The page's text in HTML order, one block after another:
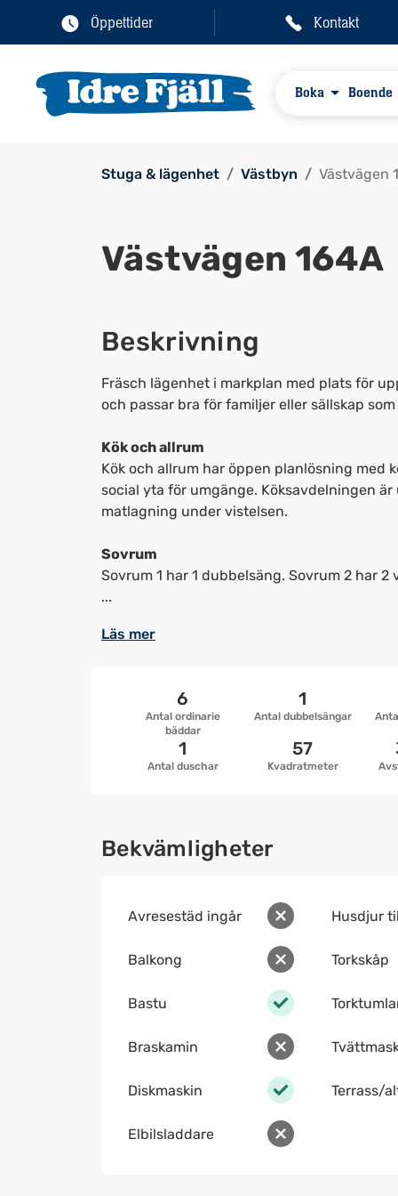
Öppettider Kontakt
Boka Boende
Stuga & lägenhet Västbyn Västvägen
Västvägen 164A
Beskrivning
Fräsch lägenhet i markplan med plats för
och passar bra för familjer eller sällskap
Kök och allrum
Kök och allrum har öppen planlösning med
social yta för umgänge. Köksavdelningen
matlagning under vistelsen.
Sovrum
Sovrum 1 har 1 dubbelsäng. Sovrum 2 har 2
...
Läs mer
Antal ordinarie
bäddar
6
Antal dubbelsängar
1
Antal duschar
1
Kvadratmeter
57
Bekvämligheter
Avresestäd ingår
Balkong
Bastu
Braskamin
Diskmaskin
Elbilsladdare
Husdjur
Torkskåp
Terrass/